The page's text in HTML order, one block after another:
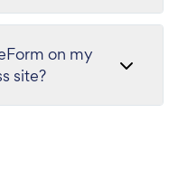
on my
site?